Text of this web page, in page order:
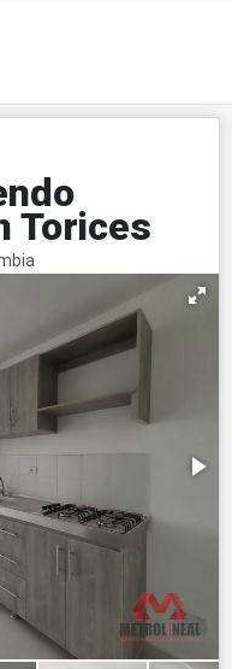
Torices